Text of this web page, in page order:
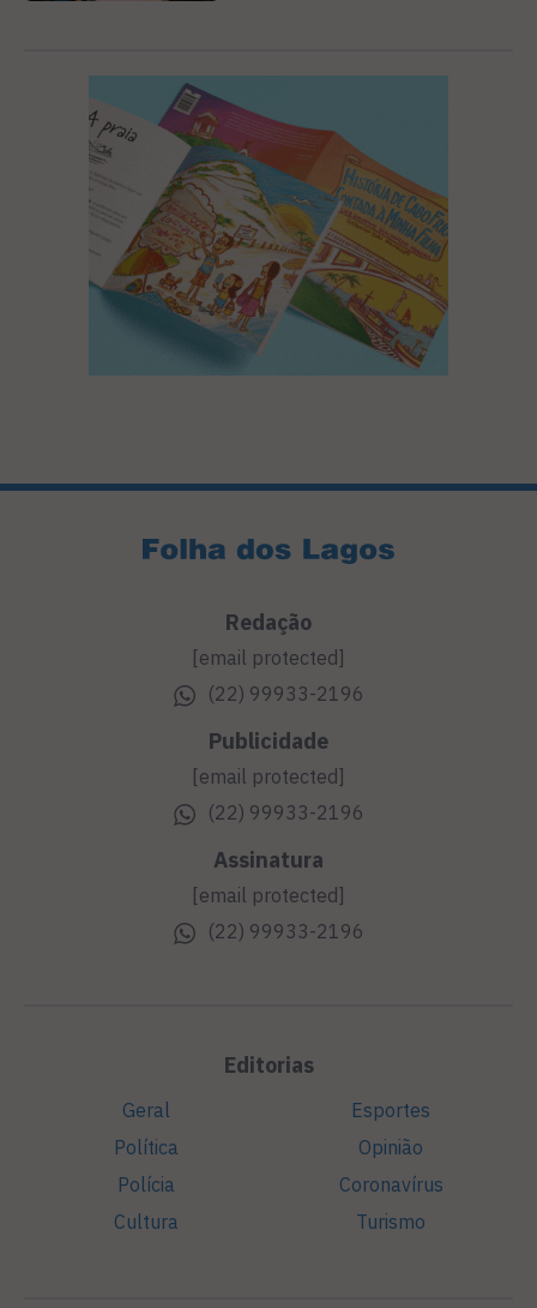
Redação
[email protected]
(22) 99933-2196
Publicidade
[email protected]
(22) 99933-2196
Assinatura
[email protected]
(22) 99933-2196
Editorias
Geral
Política
Polícia
Cultura
Esportes
Opinião
Coronavírus
Turismo